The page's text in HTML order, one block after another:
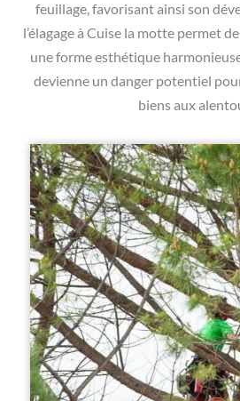
feuillage, favorisant ainsi son
l’élagage à Cuise la motte permet
une forme esthétique
devienne un danger potentiel
biens aux